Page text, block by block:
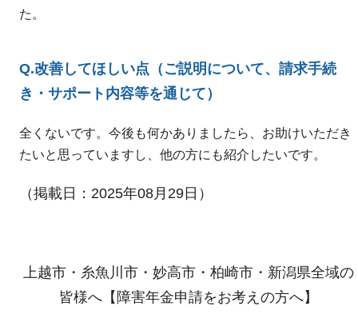
た。
Q.改善してほしい点（ご説明について、請求手続
き・サポート内容等を通じて）
全くないです。今後も何かありましたら、お助けいただき
たいと思っていますし、他の方にも紹介したいです。
（掲載日：2025年08月29日）
上越市・糸魚川市・妙高市・柏崎市・新潟県全域の
皆様へ【障害年金申請をお考えの方へ】